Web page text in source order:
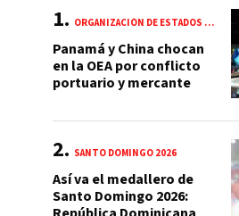
ORGANIZACIÓN DE ESTADOS AMERICANOS (OEA)
Panamá y China chocan
en la OEA por conflicto
portuario y mercante
SANTO DOMINGO 2026
Así va el medallero de
Santo Domingo 2026: